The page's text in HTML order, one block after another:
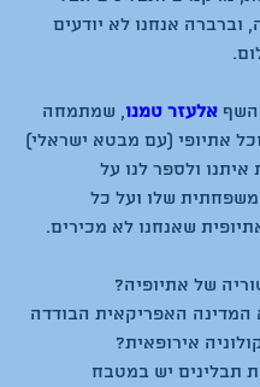
וברברה אנחנו לא יודעים
השף אלעזר טמנו, שמתמחה
אתיופי (עם מבטא ישראלי)
ולספר לנו על
שלו ועל כל
שאנחנו לא מכירים.
של אתיופיה?
המדינה האפריקאית הבודדה
אירופאית?
תבלינים יש במטבח